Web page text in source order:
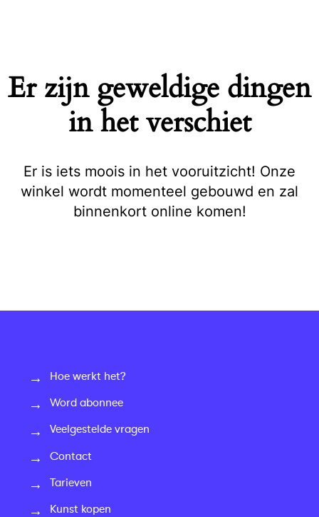
Er zijn geweldige dingen
in het verschiet
Er is iets moois in het vooruitzicht! Onze
winkel wordt momenteel gebouwd en zal
binnenkort online komen!
Hoe werkt het?
Word abonnee
Veelgestelde vragen
Contact
Tarieven
Kunst kopen